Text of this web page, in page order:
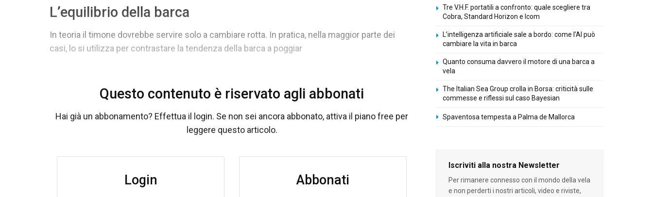
L’equilibrio della barca
In teoria il timone dovrebbe servire solo a cambiare rotta. In pratica, nella maggior parte dei
casi, lo si utilizza per contrastare la tendenza della barca a poggiar
Questo contenuto è riservato agli abbonati
Hai già un abbonamento? Effettua il login. Se non sei ancora abbonato, attiva il piano free per
leggere questo articolo.
Login Abbonati
Tre V.H.F. portatili a confronto: quale scegliere tra
Cobra, Standard Horizon e Icom
L’intelligenza artificiale sale a bordo: come l’AI può
cambiare la vita in barca
Quanto consuma davvero il motore di una barca a
vela
The Italian Sea Group crolla in Borsa: criticità sulle
commesse e riflessi sul caso Bayesian
Spaventosa tempesta a Palma de Mallorca
Iscriviti alla nostra Newsletter
Per rimanere connesso con il mondo della vela
e non perderti i nostri articoli, video e riviste,